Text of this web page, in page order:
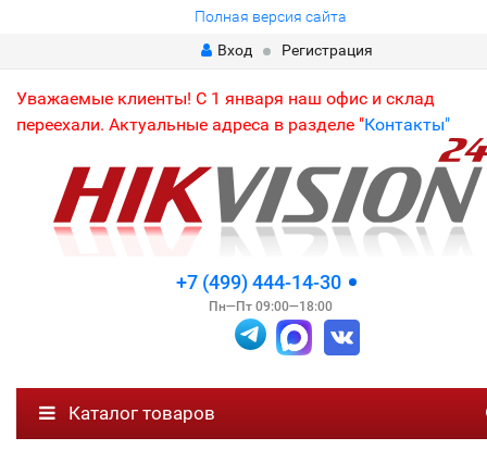
Полная версия сайта
Вход
Регистрация
Уважаемые клиенты! С 1 января наш офис и склад
переехали. Актуальные адреса в разделе "Контакты"
+7 (499) 444-14-30
Пн—Пт 09:00—18:00
Каталог товаров